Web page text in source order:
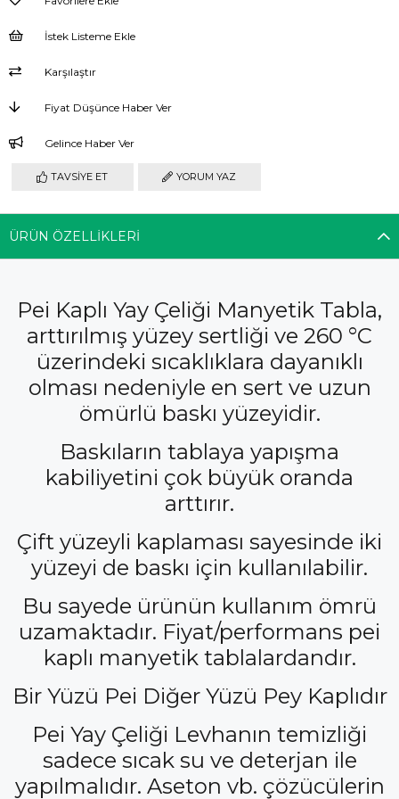
İstek Listeme Ekle
Karşılaştır
Fiyat Düşünce Haber Ver
Gelince Haber Ver
TAVSIYE ET YORUM YAZ
ÜRÜN ÖZELLIKLERI
Pei Kaplı Yay Çeliği Manyetik Tabla,
arttırılmış yüzey sertliği ve 260 °C
üzerindeki sıcaklıklara dayanıklı
olması nedeniyle en sert ve uzun
ömürlü baskı yüzeyidir.
Baskıların tablaya yapışma
kabiliyetini çok büyük oranda
arttırır.
Çift yüzeyli kaplaması sayesinde iki
yüzeyi de baskı için kullanılabilir.
Bu sayede ürünün kullanım ömrü
uzamaktadır. Fiyat/performans pei
kaplı manyetik tablalardandır.
Bir Yüzü Pei Diğer Yüzü Pey Kaplıdır
Pei Yay Çeliği Levhanın temizliği
sadece sıcak su ve deterjan ile
yapılmalıdır. Aseton vb. çözücülerin